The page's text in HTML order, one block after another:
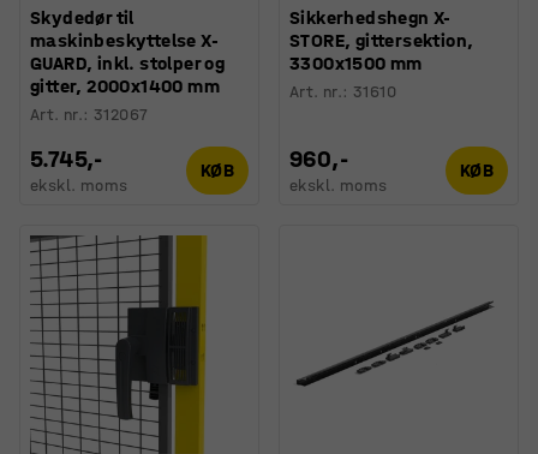
Skydedør til
maskinbeskyttelse X-
GUARD, inkl. stolper og
gitter, 2000x1400 mm
Art. nr.: 312067
5.745,-
ekskl. moms
KØB
Sikkerhedshegn X-
STORE, gittersektion,
3300x1500 mm
Art. nr.: 31610
960,-
ekskl. moms
KØB